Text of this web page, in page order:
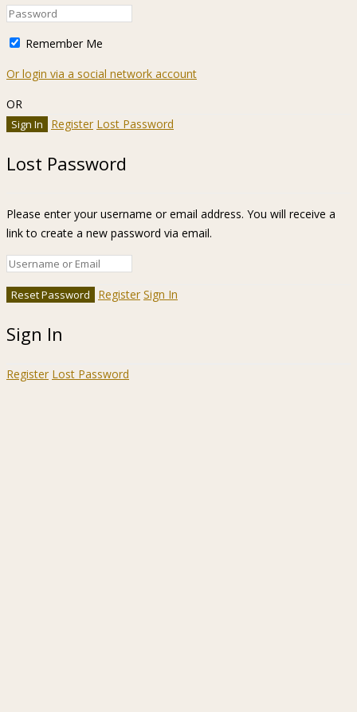
Remember Me
Or login via a social network account
OR
Register Lost Password
Lost Password
Please enter your username or email address. You will receive a
link to create a new password via email.
Register Sign In
Sign In
Register Lost Password